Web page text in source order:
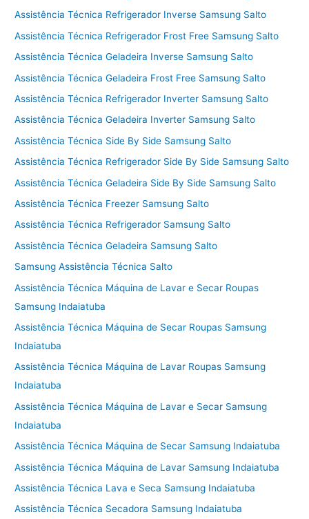
Assistência Técnica Refrigerador Inverse Samsung Salto
Assistência Técnica Refrigerador Frost Free Samsung Salto
Assistência Técnica Geladeira Inverse Samsung Salto
Assistência Técnica Geladeira Frost Free Samsung Salto
Assistência Técnica Refrigerador Inverter Samsung Salto
Assistência Técnica Geladeira Inverter Samsung Salto
Assistência Técnica Side By Side Samsung Salto
Assistência Técnica Refrigerador Side By Side Samsung Salto
Assistência Técnica Geladeira Side By Side Samsung Salto
Assistência Técnica Freezer Samsung Salto
Assistência Técnica Refrigerador Samsung Salto
Assistência Técnica Geladeira Samsung Salto
Samsung Assistência Técnica Salto
Assistência Técnica Máquina de Lavar e Secar Roupas
Samsung Indaiatuba
Assistência Técnica Máquina de Secar Roupas Samsung
Indaiatuba
Assistência Técnica Máquina de Lavar Roupas Samsung
Indaiatuba
Assistência Técnica Máquina de Lavar e Secar Samsung
Indaiatuba
Assistência Técnica Máquina de Secar Samsung Indaiatuba
Assistência Técnica Máquina de Lavar Samsung Indaiatuba
Assistência Técnica Lava e Seca Samsung Indaiatuba
Assistência Técnica Secadora Samsung Indaiatuba